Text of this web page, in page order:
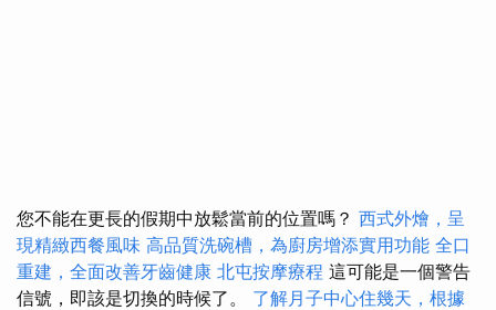
您不能在更長的假期中放鬆當前的位置嗎？ 西式外燴，呈
現精緻西餐風味 高品質洗碗槽，為廚房增添實用功能 全口
重建，全面改善牙齒健康 北屯按摩療程 這可能是一個警告
信號，即該是切換的時候了。 了解月子中心住幾天，根據